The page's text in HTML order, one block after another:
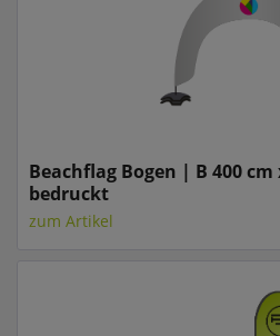
Beachflag Bogen | B 400
bedruckt
zum Artikel